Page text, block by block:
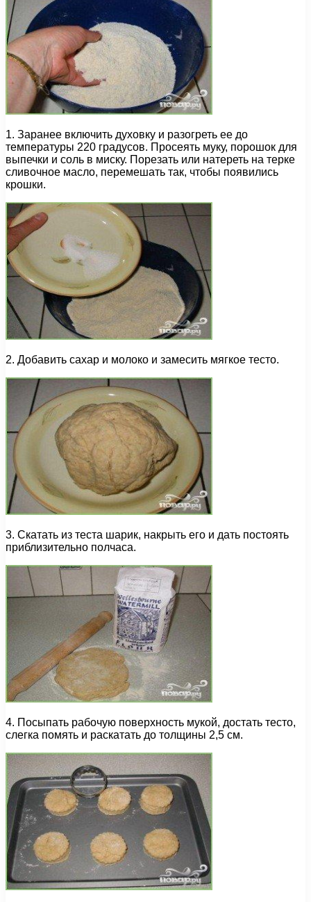
1. Заранее включить духовку и разогреть ее до
температуры 220 градусов. Просеять муку, порошок для
выпечки и соль в миску. Порезать или натереть на терке
сливочное масло, перемешать так, чтобы появились
крошки.
2. Добавить сахар и молоко и замесить мягкое тесто.
3. Скатать из теста шарик, накрыть его и дать постоять
приблизительно полчаса.
4. Посыпать рабочую поверхность мукой, достать тесто,
слегка помять и раскатать до толщины 2,5 см.